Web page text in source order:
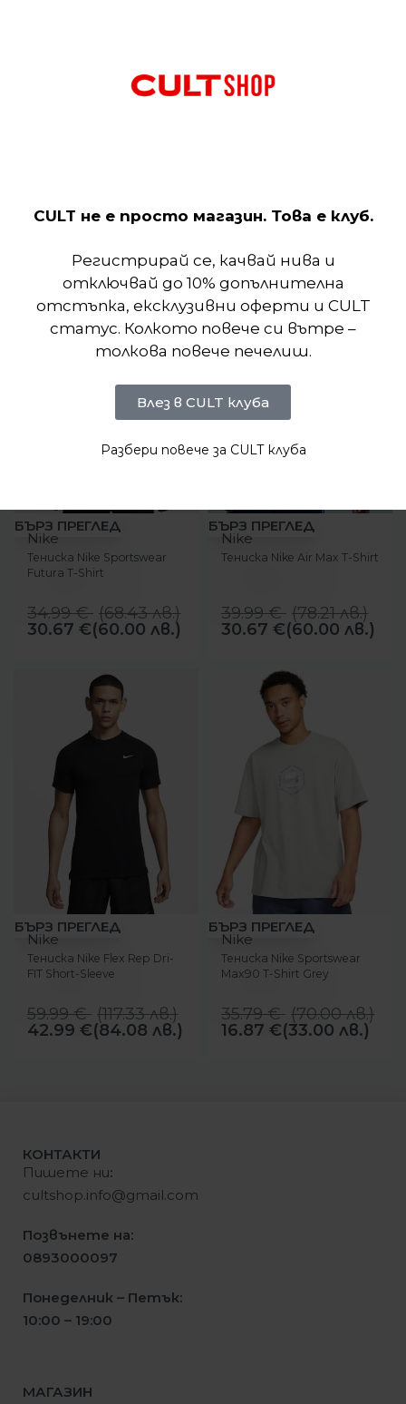
-12%
БЪРЗ ПРЕГЛЕД
Nike
Тениска Nike Sportswear
Futura T-Shirt
34.99€ (68.43лв.)
30.67 €(60.00 лв.)
-23%
БЪРЗ ПРЕГЛЕД
Nike
Тениска Nike Air Max T-Shirt
39.99€ (78.21лв.)
30.67 €(60.00 лв.)
-28%
БЪРЗ ПРЕГЛЕД
Nike
Тениска Nike Flex Rep Dri-
FIT Short-Sleeve
59.99€ (117.33лв.)
42.99 €(84.08 лв.)
-53%
БЪРЗ ПРЕГЛЕД
Nike
Тениска Nike Sportswear
Max90 T-Shirt Grey
35.79€ (70.00лв.)
16.87 €(33.00 лв.)
КОНТАКТИ
Пишете ни:
cultshop.info@gmail.com
Позвънете на:
0893000097
Понеделник – Петък:
10:00 – 19:00
МАГАЗИН
CULT не е просто магазин. Това е клуб.
Регистрирай се, качвай нива и
отключвай до 10% допълнителна
отстъпка, ексклузивни оферти и CULT
статус. Колкото повече си вътре –
толкова повече печелиш.
Влез в CULT клуба
Разбери повече за CULT клуба